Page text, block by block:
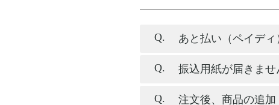
あと払い（ペイデ
振込用紙が届きませ
注文後、商品の追